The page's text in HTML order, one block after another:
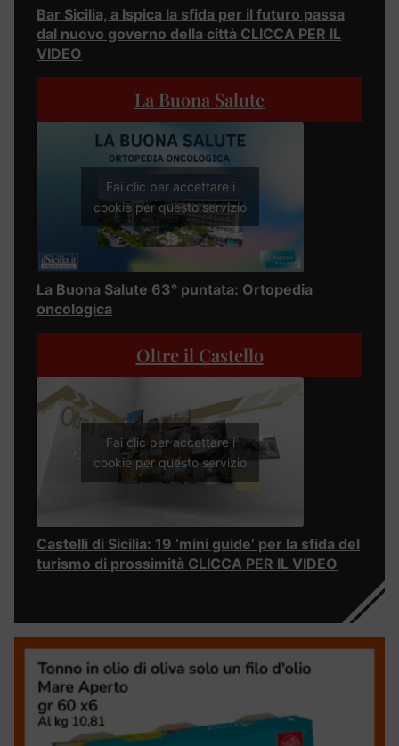
Bar Sicilia, a Ispica la sfida per il futuro passa
dal nuovo governo della città CLICCA PER IL
VIDEO
La Buona Salute
Fai clic per accettare i
cookie per questo servizio
La Buona Salute 63° puntata: Ortopedia
oncologica
Oltre il Castello
Fai clic per accettare i
cookie per questo servizio
Castelli di Sicilia: 19 ‘mini guide’ per la sfida del
turismo di prossimità CLICCA PER IL VIDEO